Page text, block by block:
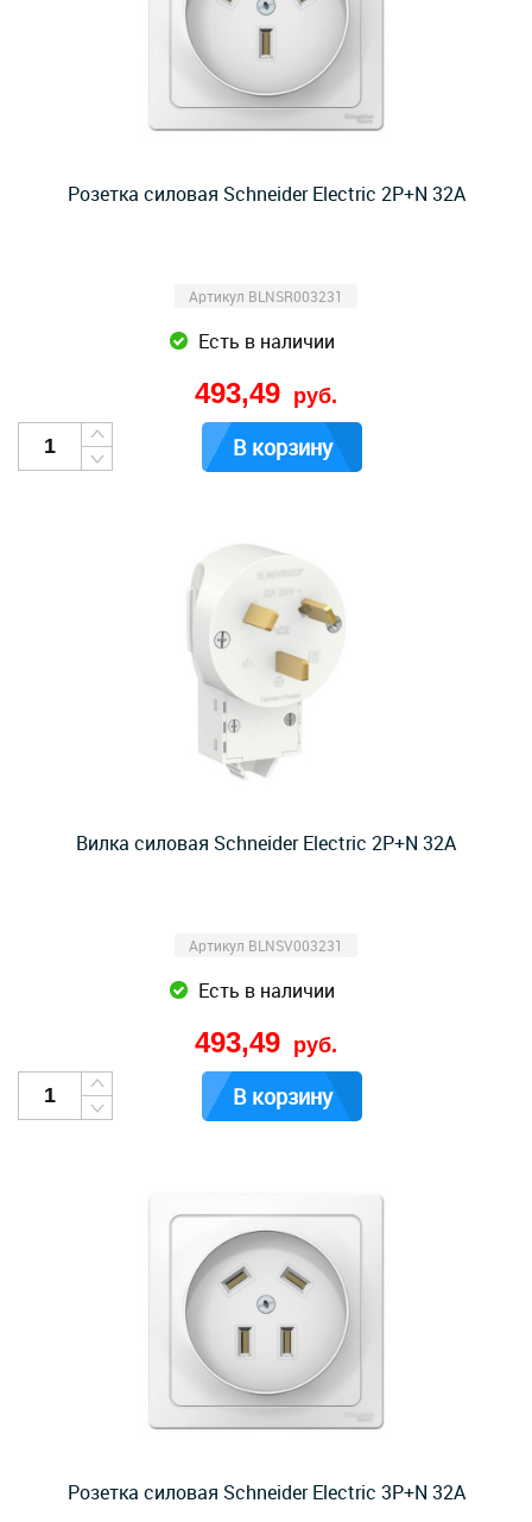
Розетка силовая Schneider Electric 2P+N 32A
Артикул BLNSR003231
Есть в наличии
493,49 руб.
В корзину
Вилка силовая Schneider Electric 2P+N 32A
Артикул BLNSV003231
Есть в наличии
493,49 руб.
В корзину
Розетка силовая Schneider Electric 3P+N 32A